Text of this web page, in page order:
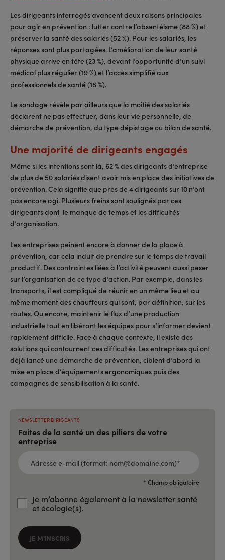
Les dirigeants interrogés avancent deux raisons principales
pour agir en prévention : lutter contre l’absentéisme (88 %) et
préserver la santé des salariés (52 %). Pour les salariés, les
réponses sont plus partagées. L’amélioration de leur santé
physique arrive en tête (23 %), devant l’opportunité d’un suivi
médical plus régulier (19 %) et l’accès simplifié aux
professionnels de santé (18 %).
Le sondage révèle par ailleurs que la moitié des salariés
déclarent ne pas effectuer, dans leur vie personnelle, de
démarche de prévention, du type dépistage ou bilan de santé.
Une majorité de dirigeants engagés
Même si les intentions sont là, 62 % des dirigeants d’entreprise
de plus de 50 salariés disent avoir mis en place des initiatives de
prévention. Cela signifie que près de 4 dirigeants sur 10 n’ont
pas encore agi. Plusieurs freins sont soulignés par ces
dirigeants dont le manque de temps et les difficultés
d’organisation.
Les entreprises peinent encore à donner de la place à
prévention, car cela induit de prendre sur le temps de travail
productif. Des contraintes liées à l’activité peuvent aussi peser
sur l’organisation de ce type d’action. Par exemple, dans les
transports, il est compliqué de réunir en un même lieu et au
même moment des chauffeurs qui sont, par définition, sur les
routes. Ou encore, maintenir le flux d’une production
industrielle tout en libérant les équipes pour s’informer devient
rapidement difficile. Face à chaque contexte, il existe des
solutions qui contournent ces difficultés. Les entreprises qui ont
déjà lancé une démarche de prévention, ciblent d’abord la
mise en place d’équipements ergonomiques puis des
campagnes de sensibilisation à la santé.
NEWSLETTER DIRIGEANTS
Faites de la santé un des piliers de votre
entreprise
MAIL
* Champ obligatoire
Je m’abonne également à la newsletter santé
et écologie(s).
JE M'INSCRIS